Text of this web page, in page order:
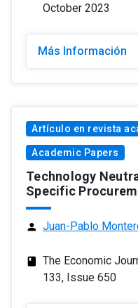
October 2023
Más Información
Artículo en revista
Academic Papers
Technology
Specific
person Juan-Pablo
class
The Economic
133, Issue 650